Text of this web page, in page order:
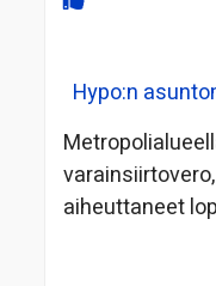
Hypo:n
aiheuttaneet